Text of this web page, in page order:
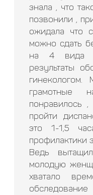
знала , что
позвонили ,
ожидала что
можно сдать
на 4 вида
результаты
грамотные
понравилось
пройти
это 1-1,5
профилактики
Ведь
молодую
хватало
обследование